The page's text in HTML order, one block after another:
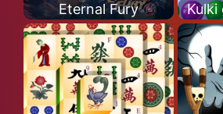
Eternal Fury Kulki